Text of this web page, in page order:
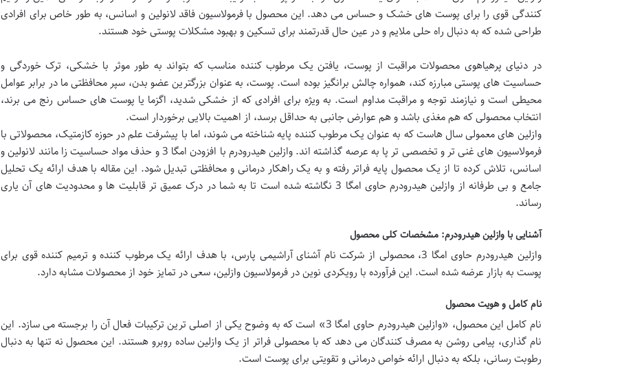
کنندگی قوی را برای پوست های خشک و حساس می دهد. این محصول با فرمولاسیون فاقد لانولین و اسانس، به طور خاص برای افرادی
طراحی شده که به دنبال راه حلی ملایم و در عین حال قدرتمند برای تسکین و بهبود مشکلات پوستی خود هستند.
در دنیای پرهیاهوی محصولات مراقبت از پوست، یافتن یک مرطوب کننده مناسب که بتواند به طور موثر با خشکی، ترک خوردگی و
حساسیت های پوستی مبارزه کند، همواره چالش برانگیز بوده است. پوست، به عنوان بزرگترین عضو بدن، سپر محافظتی ما در برابر عوامل
محیطی است و نیازمند توجه و مراقبت مداوم است. به ویژه برای افرادی که از خشکی شدید، اگزما یا پوست های حساس رنج می برند،
انتخاب محصولی که هم مغذی باشد و هم عوارض جانبی به حداقل برسد، از اهمیت بالایی برخوردار است.
وازلین های معمولی سال هاست که به عنوان یک مرطوب کننده پایه شناخته می شوند، اما با پیشرفت علم در حوزه کازمتیک، محصولاتی با
فرمولاسیون های غنی تر و تخصصی تر پا به عرصه گذاشته اند. وازلین هیدرودرم با افزودن امگا 3 و حذف مواد حساسیت زا مانند لانولین و
اسانس، تلاش کرده تا از یک محصول پایه فراتر رفته و به یک راهکار درمانی و محافظتی تبدیل شود. این مقاله با هدف ارائه یک تحلیل
جامع و بی طرفانه از وازلین هیدرودرم حاوی امگا 3 نگاشته شده است تا به شما در درک عمیق تر قابلیت ها و محدودیت های آن یاری
رساند.
آشنایی با وازلین هیدرودرم: مشخصات کلی محصول
وازلین هیدرودرم حاوی امگا 3، محصولی از شرکت نام آشنای آراشیمی پارس، با هدف ارائه یک مرطوب کننده و ترمیم کننده قوی برای
پوست به بازار عرضه شده است. این فرآورده با رویکردی نوین در فرمولاسیون وازلین، سعی در تمایز خود از محصولات مشابه دارد.
نام کامل و هویت محصول
نام کامل این محصول، «وازلین هیدرودرم حاوی امگا 3» است که به وضوح یکی از اصلی ترین ترکیبات فعال آن را برجسته می سازد. این
نام گذاری، پیامی روشن به مصرف کنندگان می دهد که با محصولی فراتر از یک وازلین ساده روبرو هستند. این محصول نه تنها به دنبال
رطوبت رسانی، بلکه به دنبال ارائه خواص درمانی و تقویتی برای پوست است.